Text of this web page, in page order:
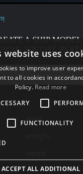
A SHIP
3DCOAT. PART
দোকান
website uses
to improve user
to all cookies in
Policy. Read more
FUNCTIONALITY
ACCEPT ALL ADDITIONAL